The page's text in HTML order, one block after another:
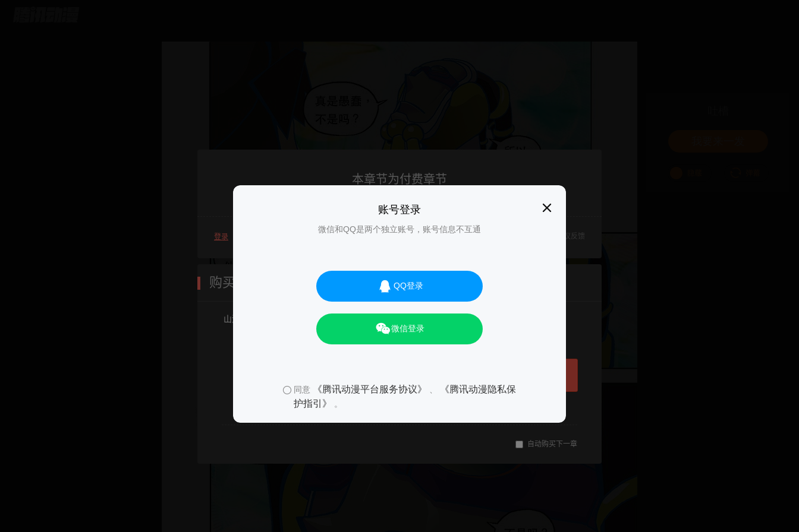
账号登录
微信和QQ是两个独立账号，账号信息不互通
QQ登录
微信登录
同意 《腾讯动漫平台服务协议》
《腾讯动漫隐私保
护指引》
。